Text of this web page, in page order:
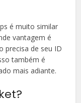
é muito similar
vantagem é
precisa de seu ID
também é
mais adiante.